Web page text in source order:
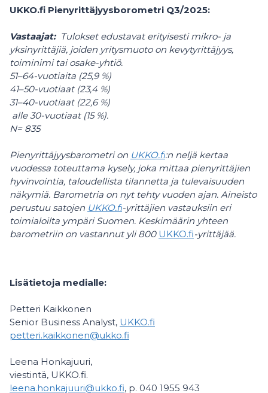
UKKO.fi Pienyrittäjyysborometri Q3/2025:
Vastaajat: Tulokset edustavat erityisesti mikro- ja
yksinyrittäjiä, joiden yritysmuoto on kevytyrittäjyys,
toiminimi tai osake-yhtiö.
51–64-vuotiaita (25,9 %)
41–50-vuotiaat (23,4 %)
31–40-vuotiaat (22,6 %)
alle 30-vuotiaat (15 %).
N= 835
Pienyrittäjyysbarometri on UKKO.fi:n neljä kertaa
vuodessa toteuttama kysely, joka mittaa pienyrittäjien
hyvinvointia, taloudellista tilannetta ja tulevaisuuden
näkymiä. Barometria on nyt tehty vuoden ajan. Aineisto
perustuu satojen UKKO.fi-yrittäjien vastauksiin eri
toimialoilta ympäri Suomen. Keskimäärin yhteen
barometriin on vastannut yli 800 UKKO.fi-yrittäjää.
Lisätietoja medialle:
Petteri Kaikkonen
Senior Business Analyst, UKKO.fi
petteri.kaikkonen@ukko.fi
Leena Honkajuuri,
viestintä, UKKO.fi.
leena.honkajuuri@ukko.fi, p. 040 1955 943